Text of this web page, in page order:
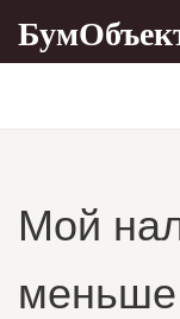
Мой